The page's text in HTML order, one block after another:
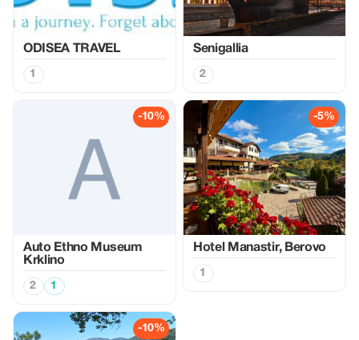
ODISEA TRAVEL
1
Senigallia
2
-10%
Auto Ethno Museum
Krklino
2 1
-5%
Hotel Manastir, Berovo
1
-10%